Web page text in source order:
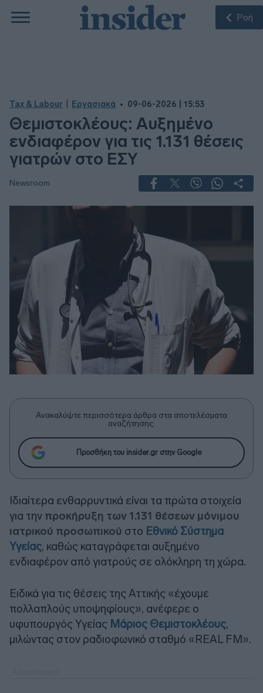
Ροή
Tax & Labour Εργασιακά 09-06-2026 | 15:53
Θεμιστοκλέους: Αυξημένο
ενδιαφέρον για τις 1.131 θέσεις
γιατρών στο ΕΣΥ
Newsroom
Ανακαλύψτε περισσότερα άρθρα στα αποτελέσματα
αναζήτησης.
Προσθήκη του insider.gr στην Google
Ιδιαίτερα ενθαρρυντικά είναι τα πρώτα στοιχεία
για την προκήρυξη των 1.131 θέσεων μόνιμου
ιατρικού προσωπικού στο Εθνικό Σύστημα
Υγείας, καθώς καταγράφεται αυξημένο
ενδιαφέρον από γιατρούς σε ολόκληρη τη χώρα.
Ειδικά για τις θέσεις της Αττικής «έχουμε
πολλαπλούς υποψηφίους», ανέφερε ο
υφυπουργός Υγείας Μάριος Θεμιστοκλέους,
μιλώντας στον ραδιοφωνικό σταθμό «REAL FM».